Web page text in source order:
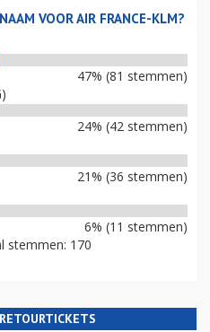
VOOR AIR FRANCE-KLM?
47% (81 stemmen)
24% (42 stemmen)
21% (36 stemmen)
6% (11 stemmen)
stemmen: 170